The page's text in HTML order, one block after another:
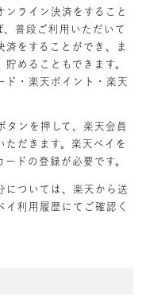
ライン決済をすること
普段ご利用いただいて
済をすることができ、ま
めることもできます。
・楽天ポイント・楽天
タンを押して、楽天会員
だきます。楽天ペイを
ドの登録が必要です。
については、楽天から送
利用履歴にてご確認く